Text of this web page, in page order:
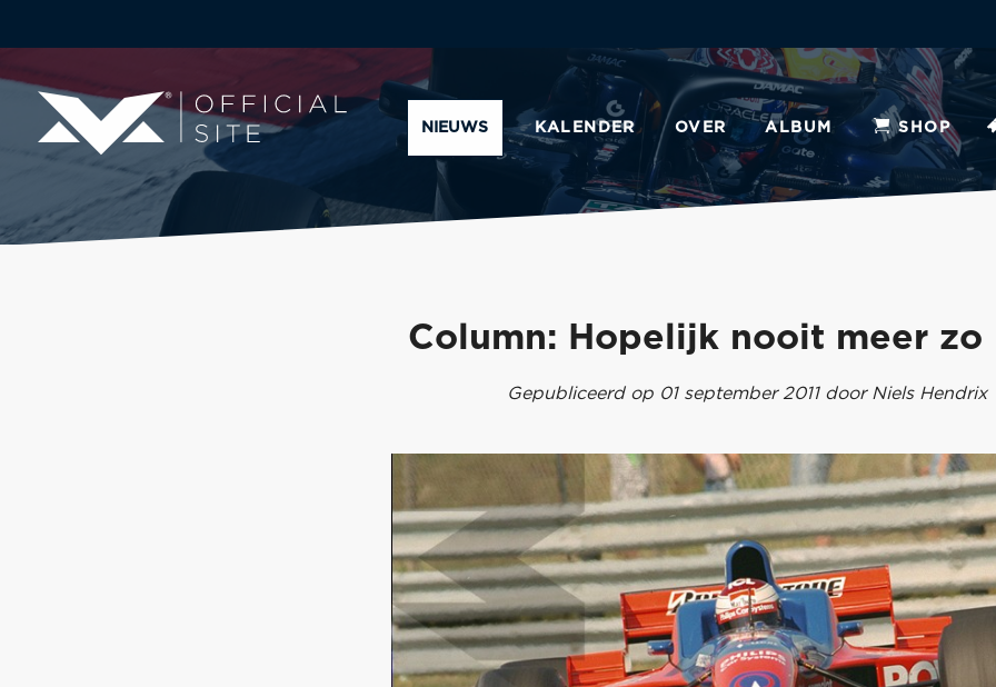
NIEUWS KALENDER OVER ALBUM SHOP
Column: Hopelijk nooit meer zo
Gepubliceerd op 01 september 2011 door Niels Hendrix